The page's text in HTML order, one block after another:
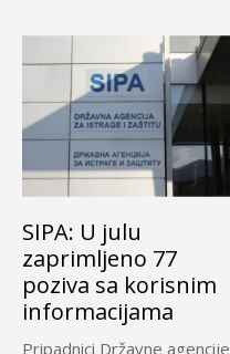
SIPA: U julu
zaprimljeno 77
poziva sa korisnim
informacijama
Pripadnici Državne agencije